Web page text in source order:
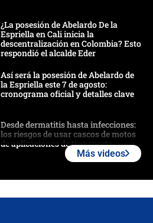
¿La posesión de Abelardo De la
Espriella en Cali inicia la
descentralización en Colombia? Esto
respondió el alcalde Eder
Así será la posesión de Abelardo de
la Espriella este 7 de agosto:
cronograma oficial y detalles clave
Desde dermatitis hasta infecciones:
los riesgos de usar cascos de motos
de aplicaciones de transporte
Más videos